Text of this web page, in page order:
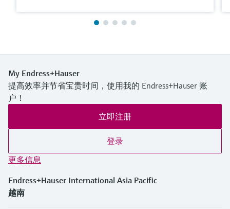
My Endress+Hauser
提高效率并节省宝贵时间，使用我的 Endress+Hauser 账
户！
立即注册
登录
更多信息
Endress+Hauser International Asia Pacific
越南